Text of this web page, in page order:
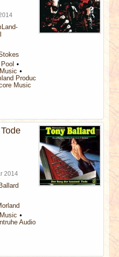
Productions
Music
2014
Audio